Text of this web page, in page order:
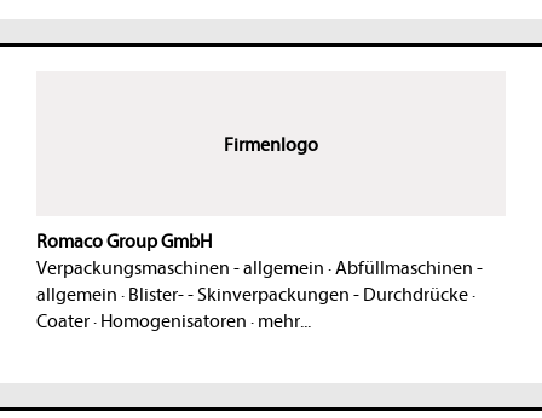
Firmenlogo
Romaco Group GmbH
Verpackungsmaschinen - allgemein ·Abfüllmaschinen -
allgemein · Blister- - Skinverpackungen - Durchdrücke·
Coater· Homogenisatoren · mehr...